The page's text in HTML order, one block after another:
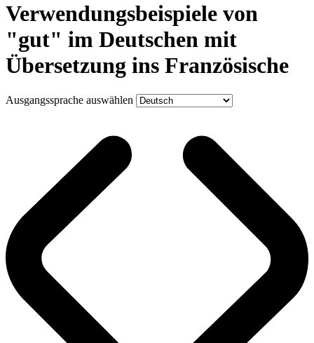
Verwendungsbeispiele von
"gut" im Deutschen mit
Übersetzung ins Französische
Ausgangssprache auswählen